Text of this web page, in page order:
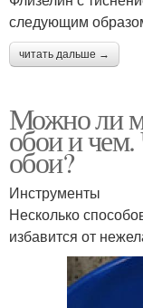
следующим
читать дальше →
Можно ли
обои и
обои?
Инструменты
Несколько
избавится от